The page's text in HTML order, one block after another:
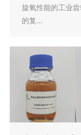
旋氧性能的工业
的复…